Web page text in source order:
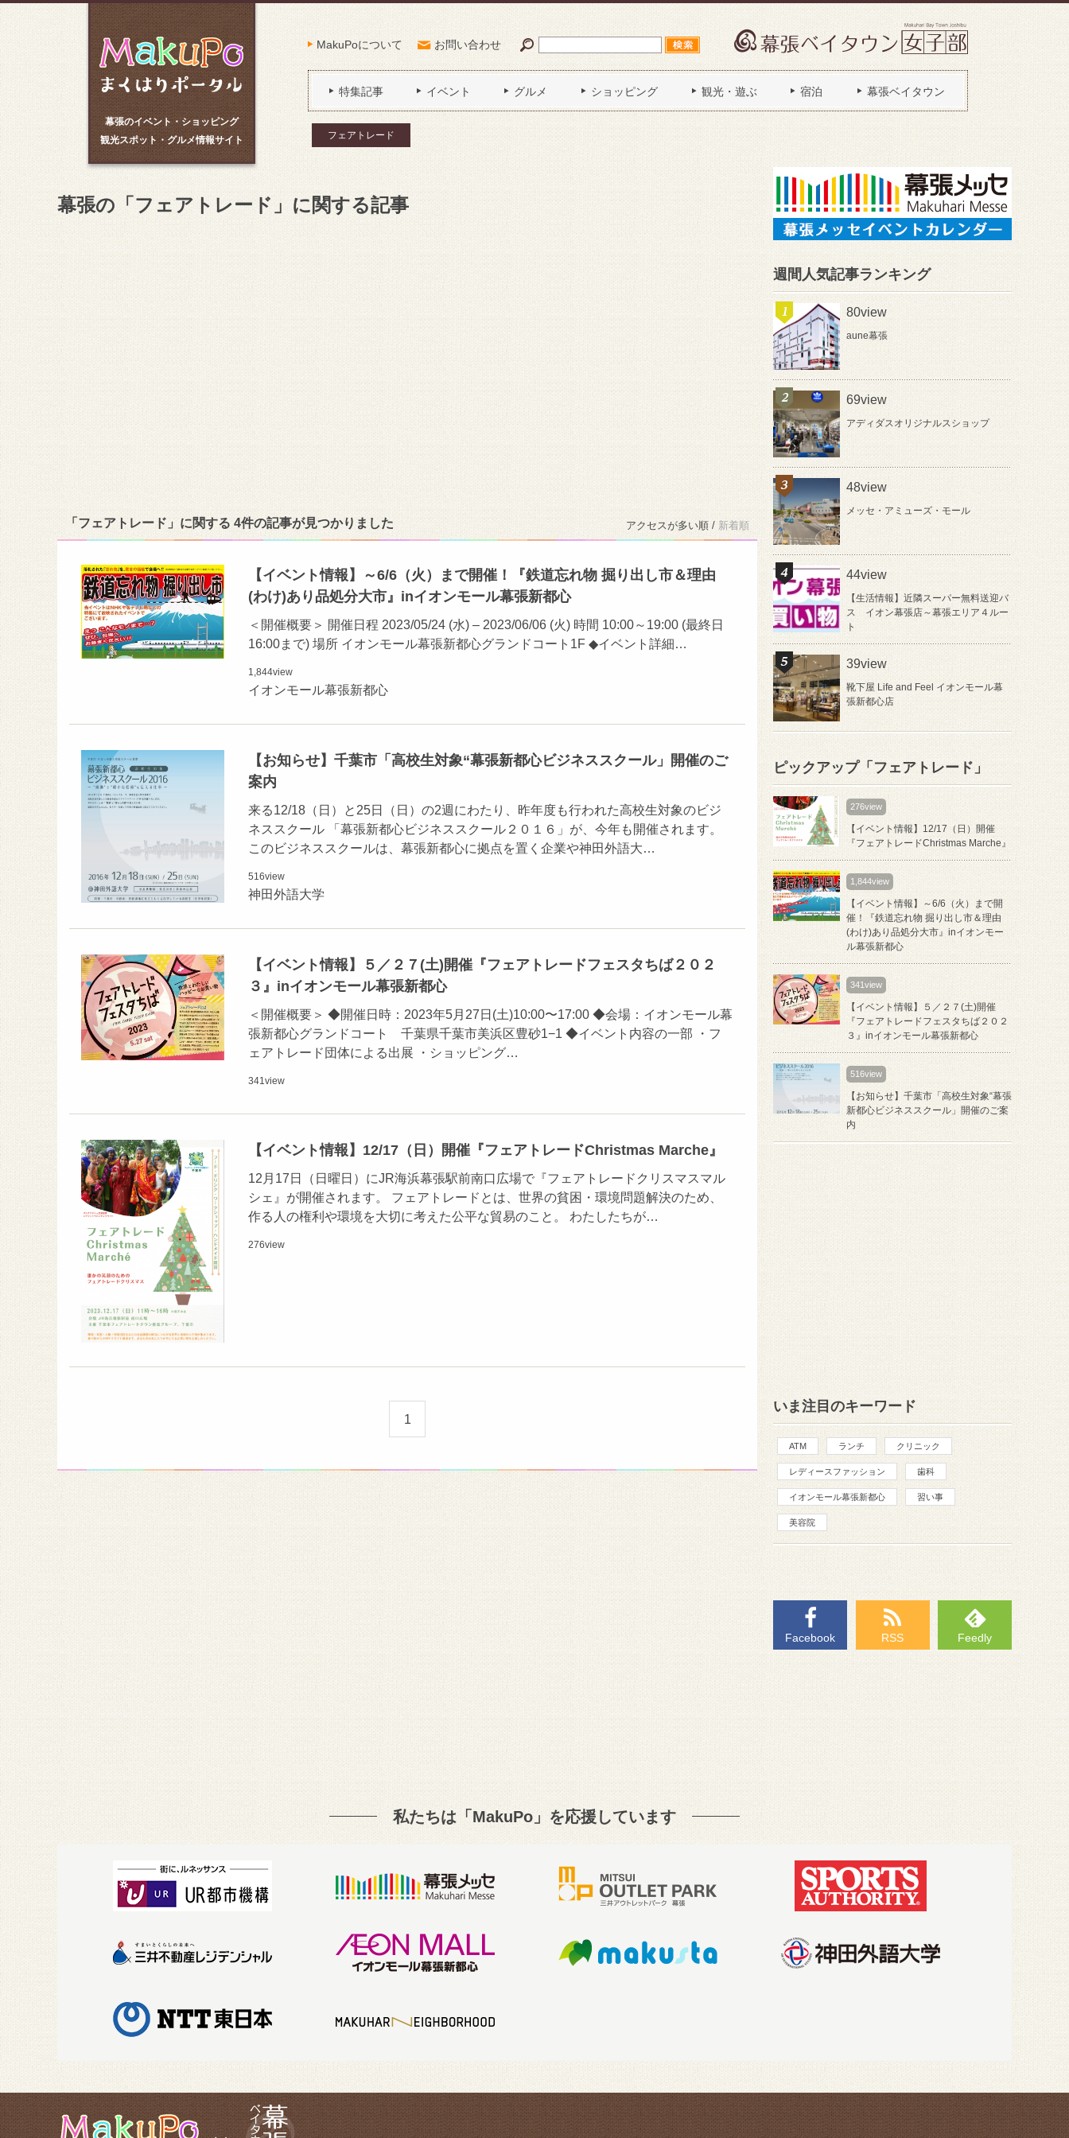
幕張のイベント・ショッピング
観光スポット・グルメ情報サイト
MakuPoについて お問い合わせ
特集記事 イベント グルメ ショッピング 観光・遊ぶ 宿泊 幕張ベイタウン
フェアトレード
幕張の「フェアトレード」に関する記事
「フェアトレード」に関する 4件の記事が見つかりました アクセスが多い順 / 新着順
【イベント情報】～6/6（火）まで開催！『鉄道忘れ物 掘り出し市＆理由
(わけ)あり品処分大市』inイオンモール幕張新都心
＜開催概要＞ 開催日程 2023/05/24 (水) – 2023/06/06 (火) 時間 10:00～19:00 (最終日
16:00まで) 場所 イオンモール幕張新都心グランドコート1F ◆イベント詳細…
1,844view
イオンモール幕張新都心
【お知らせ】千葉市「高校生対象“幕張新都心ビジネススクール」開催のご
案内
来る12/18（日）と25日（日）の2週にわたり、昨年度も行われた高校生対象のビジ
ネススクール 「幕張新都心ビジネススクール２０１６」が、今年も開催されます。
このビジネススクールは、幕張新都心に拠点を置く企業や神田外語大…
516view
神田外語大学
【イベント情報】５／２７(土)開催『フェアトレードフェスタちば２０２
３』inイオンモール幕張新都心
＜開催概要＞ ◆開催日時：2023年5月27日(土)10:00〜17:00 ◆会場：イオンモール幕
張新都心グランドコート 千葉県千葉市美浜区豊砂1−1 ◆イベント内容の一部 ・フ
ェアトレード団体による出展 ・ショッピング…
341view
【イベント情報】12/17（日）開催『フェアトレードChristmas Marche』
12月17日（日曜日）にJR海浜幕張駅前南口広場で『フェアトレードクリスマスマル
シェ』が開催されます。 フェアトレードとは、世界の貧困・環境問題解決のため、
作る人の権利や環境を大切に考えた公平な貿易のこと。 わたしたちが…
276view
1
週間人気記事ランキング
80view
aune幕張
69view
アディダスオリジナルスショップ
48view
メッセ・アミューズ・モール
44view
【生活情報】近隣スーパー無料送迎バ
ス イオン幕張店～幕張エリア４ルー
ト
39view
靴下屋 Life and Feel イオンモール幕
張新都心店
ピックアップ「フェアトレード」
276view
【イベント情報】12/17（日）開催
『フェアトレードChristmas Marche』
1,844view
【イベント情報】～6/6（火）まで開
催！『鉄道忘れ物 掘り出し市＆理由
(わけ)あり品処分大市』inイオンモー
ル幕張新都心
341view
【イベント情報】５／２７(土)開催
『フェアトレードフェスタちば２０２
３』inイオンモール幕張新都心
516view
【お知らせ】千葉市「高校生対象“幕張
新都心ビジネススクール」開催のご案
内
いま注目のキーワード
ATM ランチ クリニック
レディースファッション 歯科
イオンモール幕張新都心 習い事
美容院
Facebook RSS Feedly
私たちは「MakuPo」を応援しています